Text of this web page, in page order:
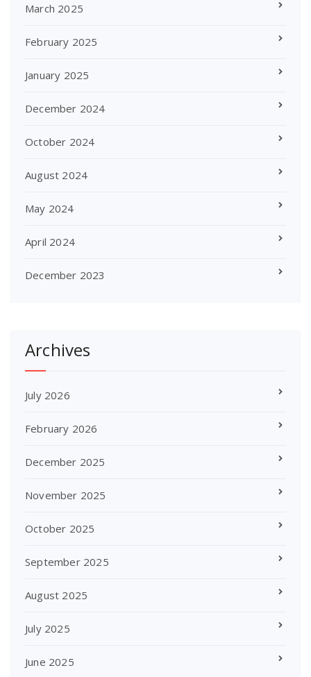
March 2025
February 2025
January 2025
December 2024
October 2024
August 2024
May 2024
April 2024
December 2023
Archives
July 2026
February 2026
December 2025
November 2025
October 2025
September 2025
August 2025
July 2025
June 2025